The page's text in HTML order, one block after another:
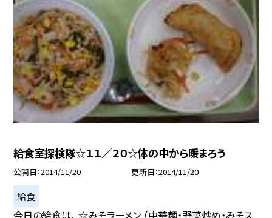
給食室探検隊☆１１／２０☆体の中から暖まろう
公開日 2014/11/20 更新日 2014/11/20
給食